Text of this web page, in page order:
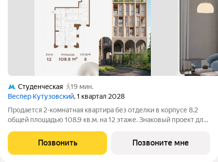
Студенческая
19 мин.
Веспер Кутузовский, 1 квартал 2028
Продается 2-комнатная квартира без отделки в корпусе 8.2
общей площадью 108,9 кв.м. на 12 этаже. Знаковый проект для
площадью 3,7 га расположен на Кутузовском проспекте и
воплощает новую
Позвонить Позвоните мне